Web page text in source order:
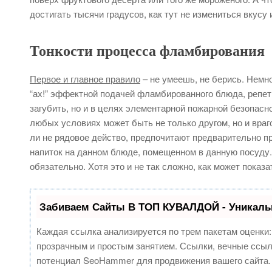
достигать тысячи градусов, как тут не измениться вкусу
Тонкости процесса фламбирования
Первое и главное правило– не умеешь, не берись.
“ах!” эффектной подачей фламбированного блюда,
загубить, но и в целях элементарной пожарной
любых условиях может быть не только другом, но и
ли не рядовое действо, предпочитают предварительно
напиток на данном блюде, помещенном в данную
обязательно. Хотя это и не так сложно, как может
Забиваем Сайты В ТОП КУВАЛДОЙ -
Каждая ссылка анализируется по трем пакетам
прозрачным и простым занятием. Ссылки, вечные
потенциал SeoHammer для продвижения вашего сайта.